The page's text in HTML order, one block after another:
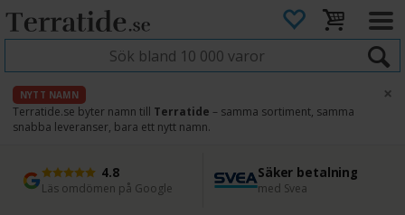
NYTT NAMN
Terratide.se byter namn till Terratide – samma sortiment, samma
snabba leveranser, bara ett nytt namn.
×
4.8
Läs omdömen på Google
Säker betalning
med Svea
Snabb leverans
Direkt från lager
45 dagars ångerrätt
Enkel retur